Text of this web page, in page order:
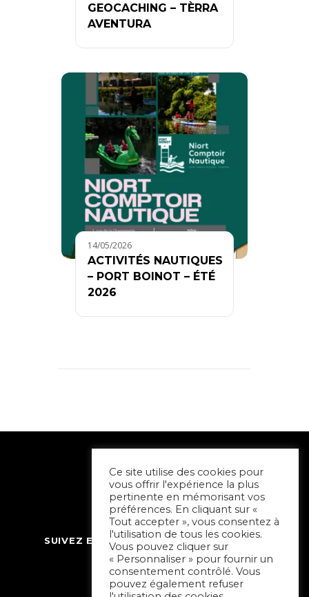
GEOCACHING – TÈRRA
AVENTURA
14/05/2026
ACTIVITÉS NAUTIQUES
– PORT BOINOT – ÉTÉ
2026
SUIVEZ ET CONTACTEZ SORTIR À NIORT
Ce site utilise des cookies pour
vous offrir l'expérience la plus
pertinente en mémorisant vos
préférences. En cliquant sur «
Tout accepter », vous consentez à
l'utilisation de tous les cookies.
Vous pouvez cliquer sur
« Personnaliser » pour fournir un
consentement contrôlé. Vous
pouvez également refuser